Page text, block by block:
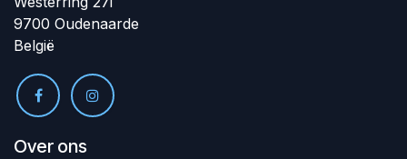
9700 Oudenaarde
België
Over ons